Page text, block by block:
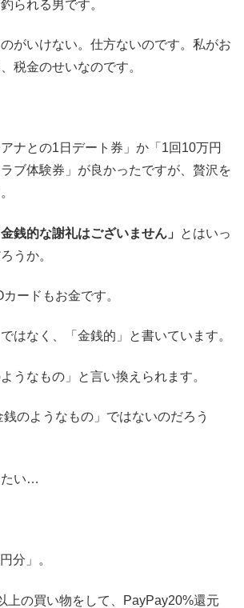
られる男です。
がいけない。仕方ないのです。私がお
税金のせいなのです。
ナとの1日デート券」か「1回10万円
ブ体験券」が良かったですが、贅沢を
金銭的な謝礼はございません」
とはいっ
うか。
ードもお金です。
はなく、「金銭的」と書いています。
うなもの」と言い換えられます。
のようなもの」ではないのだろう
たい…
分」。
上の買い物をして、PayPay20%還元